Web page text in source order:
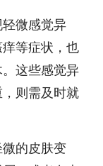
微感觉异
等症状，也
这些感觉异
则需及时就
的皮肤变